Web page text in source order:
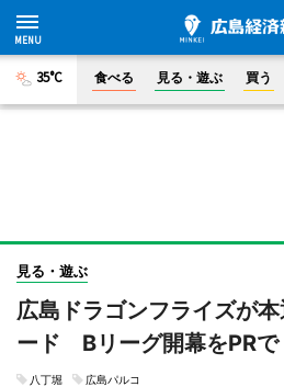
35°C 食べる 見る・遊ぶ 買う
見る・遊ぶ
広島ドラゴンフライズが
ード Bリーグ開幕をPRで
八丁堀 広島パルコ